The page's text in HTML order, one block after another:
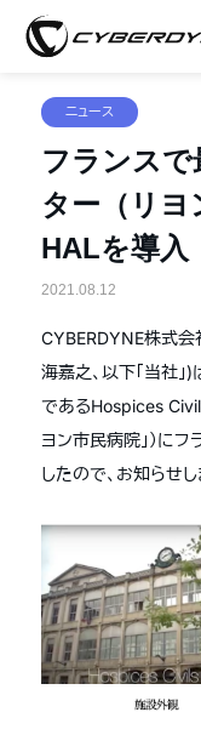
ニュース
フランスで
ター（リヨ
HALを導入
2021.08.12
CYBERDYNE株式会
海嘉之、以下「当社
であるHospices Civils
ヨン市民病院」）に
したので、お知らせし